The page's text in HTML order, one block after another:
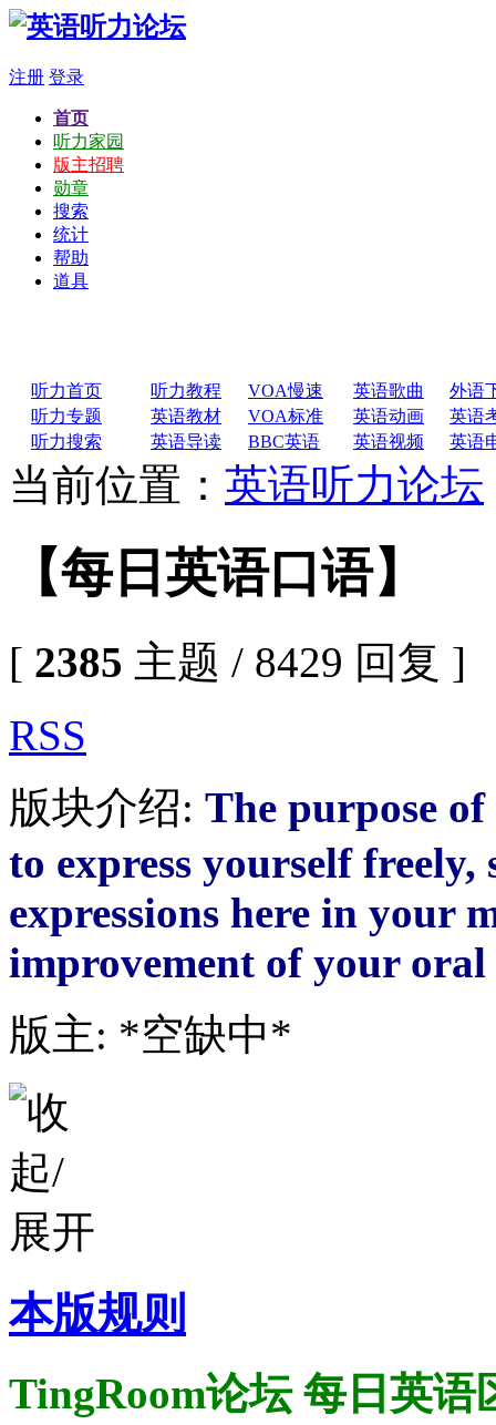
注册 登录
首页
听力家园
版主招聘
勋章
搜索
统计
帮助
道具
听力首页 听力教程 VOA慢速 英语歌曲
外语
听力专题
英语教材 VOA标准 英语动画
英语
听力搜索
英语导读 BBC英语 英语视频 英语
当前位置： 英语听力论坛
【每日英语口语】
[ 2385 主题 / 8429 回复 ]
RSS
版块介绍: The purpose
to express yourself
expressions here in your
improvement of your oral
版主: *空缺中*
本版规则
TingRoom论坛 每日英语